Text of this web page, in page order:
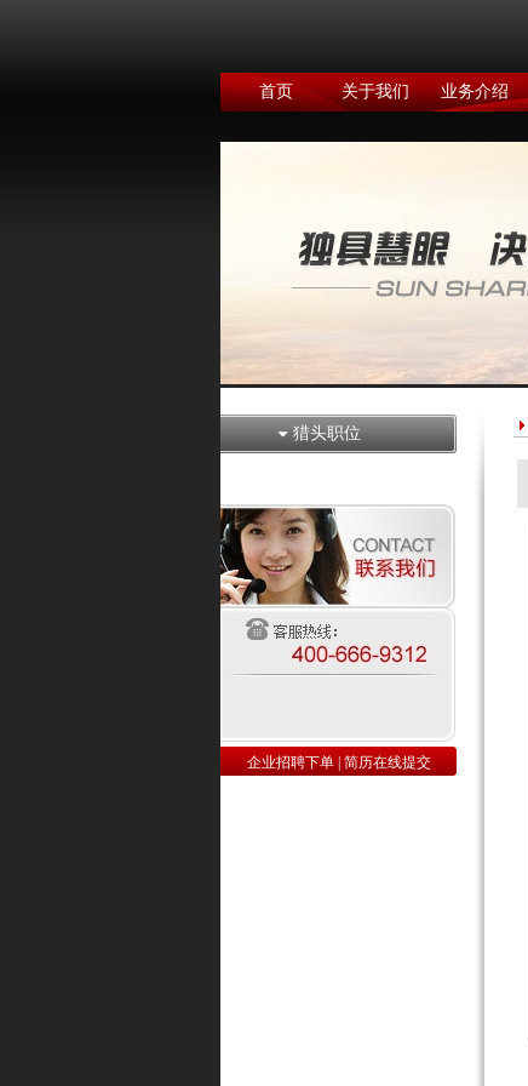
首页 关于我们 业务介绍
猎头职位
企业招聘下单 简历在线提交